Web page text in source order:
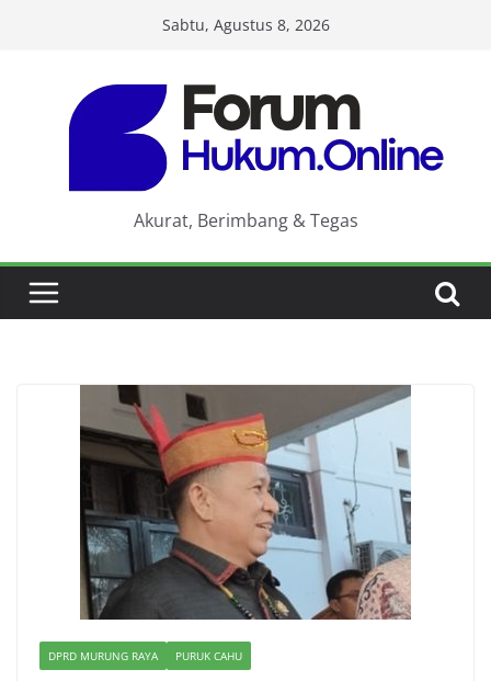
Sabtu, Agustus 8, 2026
Akurat, Berimbang & Tegas
DPRD MURUNG RAYA PURUK CAHU